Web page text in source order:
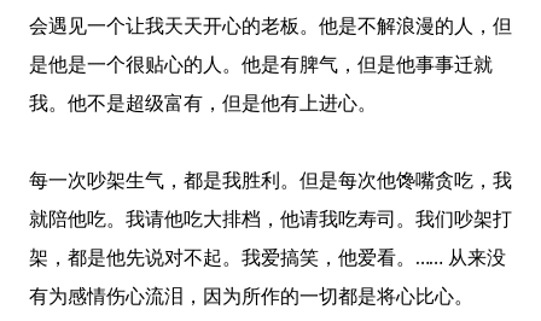
会遇见一个让我天天开心的老板。他是不解浪漫的人，但
是他是一个很贴心的人。他是有脾气，但是他事事迁就
我。他不是超级富有，但是他有上进心。
每一次吵架生气，都是我胜利。但是每次他馋嘴贪吃，我
就陪他吃。我请他吃大排档，他请我吃寿司。我们吵架打
架，都是他先说对不起。我爱搞笑，他爱看。…… 从来没
有为感情伤心流泪，因为所作的一切都是将心比心。